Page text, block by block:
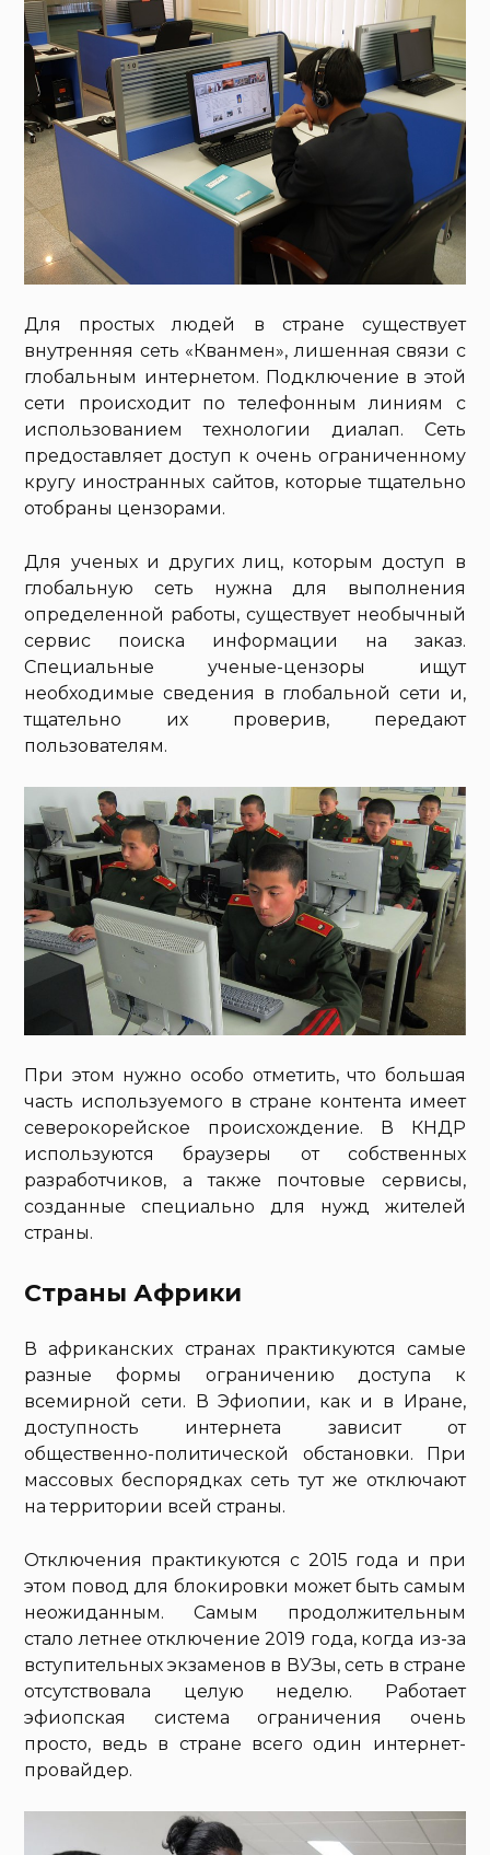
Для простых людей в стране существует
внутренняя сеть «Кванмен», лишенная связи с
глобальным интернетом. Подключение в этой
сети происходит по телефонным линиям с
использованием технологии диалап. Сеть
предоставляет доступ к очень ограниченному
кругу иностранных сайтов, которые тщательно
отобраны цензорами.
Для ученых и других лиц, которым доступ в
глобальную сеть нужна для выполнения
определенной работы, существует необычный
сервис поиска информации на заказ.
Специальные ученые-цензоры ищут
необходимые сведения в глобальной сети и,
тщательно их проверив, передают
пользователям.
При этом нужно особо отметить, что большая
часть используемого в стране контента имеет
северокорейское происхождение. В КНДР
используются браузеры от собственных
разработчиков, а также почтовые сервисы,
созданные специально для нужд жителей
страны.
Страны Африки
В африканских странах практикуются самые
разные формы ограничению доступа к
всемирной сети. В Эфиопии, как и в Иране,
доступность интернета зависит от
общественно-политической обстановки. При
массовых беспорядках сеть тут же отключают
на территории всей страны.
Отключения практикуются с 2015 года и при
этом повод для блокировки может быть самым
неожиданным. Самым продолжительным
стало летнее отключение 2019 года, когда из-за
вступительных экзаменов в ВУЗы, сеть в стране
отсутствовала целую неделю. Работает
эфиопская система ограничения очень
просто, ведь в стране всего один интернет-
провайдер.